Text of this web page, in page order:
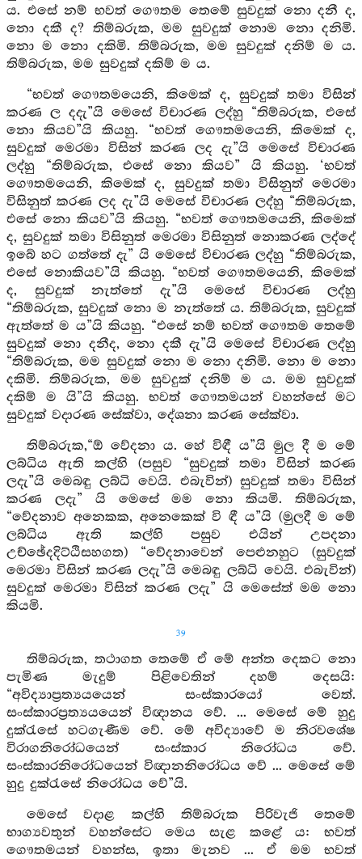
ය. එසේ නම් භවත් ගෞතම තෙමේ සුවදුක් නො දනී ද,
නො දකී ද? තිම්බරුක, මම සුවදුක් නොම නො දනිමි.
නො ම නො දකිමි. තිම්බරුක, මම සුවදුක් දනිම් ම ය.
තිම්බරුක, මම සුවදුක් දකිම් ම ය.
“භවත් ගෞතමයෙනි, කිමෙක් ද, සුවදුක් තමා විසින්
කරණ ල දදැ”යි මෙසේ විචාරණ ලද්හු “තිම්බරුක, එසේ
නො කියව”යි කියහු. “භවත් ගෞතමයෙනි, කිමෙක් ද,
සුවදුක් මෙරමා විසින් කරණ ලද දැ”යි මෙසේ විචාරණ
ලද්හු “තිම්බරුක, එසේ නො කියව” යි කියහු. ‘භවත්
ගෞතමයෙනි, කිමෙක් ද, සුවදුක් තමා විසිනුත් මෙරමා
විසිනුත් කරණ ලද දැ”යි මෙසේ විචාරණ ලද්හු “තිම්බරුක,
එසේ නො කියව”යි කියහු. “භවත් ගෞතමයෙනි, කිමෙක්
ද, සුවදුක් තමා විසිනුත් මෙරමා විසිනුත් නොකරණ ලද්දේ
ඉබේ හට ගත්තේ දැ” යි මෙසේ විචාරණ ලද්හු “තිම්බරුක,
එසේ නොකියව”යි කියහු. “භවත් ගෞතමයෙනි, කිමෙක්
ද, සුවදුක් නැත්තේ දැ”යි මෙසේ විචාරණ ලද්හු
“තිම්බරුක, සුවදුක් නො ම නැත්තේ ය. තිම්බරුක, සුවදුක්
ඇත්තේ ම ය”යි කියහු. “එසේ නම් භවත් ගෞතම තෙමේ
සුවදුක් නො දනීද, නො දකී දැ”යි මෙසේ විචාරණ ලද්හු
“තිම්බරුක, මම සුවදුක් නො ම නො දනිමි. නො ම නො
දකිමි. තිම්බරුක, මම සුවදුක් දනිම් ම ය. මම සුවදුක්
දකිම් ම යි”යි කියහු. භවත් ගෞතමයන් වහන්සේ මට
සුවදුක් වදාරණ සේක්වා, දේශනා කරණ සේක්වා.
තිම්බරුක,“ඕ වේදනා ය. හේ විඳී ය”යි මුල දී ම මේ
ලබ්ධිය ඇති කල්හි (පසුව “සුවදුක් තමා විසින් කරණ
ලදැ”යි මෙබඳු ලබ්ධි වෙයි. එබැවින්) සුවදුක් තමා විසින්
කරණ ලදැ” යි මෙසේ මම නො කියමි. තිම්බරුක,
“වේදනාව අනෙකක, අනෙකෙක් වි ඳී ය”යි (මුලදී ම මේ
ලබ්ධිය ඇති කල්හි පසුව එයින් උපදනා
උච්ඡේදදිට්ඨිසහගත) “වේදනාවෙන් පෙළුනහුට (සුවදුක්
මෙරමා විසින් කරණ ලදැ”යි මෙබඳු ලබ්ධි වෙයි. එබැවින්)
සුවදුක් මෙරමා විසින් කරණ ලදැ” යි මෙසේත් මම නො
කියමි.
39
තිම්බරුක, තථාගත තෙමේ ඒ මේ අන්ත දෙකට නො
පැමිණ මැදුම් පිළිවෙතින් දහම් දෙසයි:
“අවිද්‍යාප්‍රත්‍යයයෙන් සංස්කාරයෝ වෙත්.
සංස්කාරප්‍රත්‍යයයෙන් විඥානය වේ. ... මෙසේ මේ හුදු
දුක්රැසේ හටගැණීම වේ. මේ අවිද්‍යාවේ ම නිරවශේෂ
විරාගනිරෝධයෙන් සංස්කාර නිරෝධය වේ.
සංස්කාරනිරෝධයෙන් විඥානනිරෝධය වේ ... මෙසේ මේ
හුදු දුක්රැසේ නිරෝධය වේ”යි.
මෙසේ වදාළ කල්හි තිම්බරුක පිරිවැජි තෙමේ
භාග්‍යවතුන් වහන්සේට මෙය සැළ කළේ ය: භවත්
ගෞතමයන් වහන්ස, ඉතා මැනව ... ඒ මම භවත්